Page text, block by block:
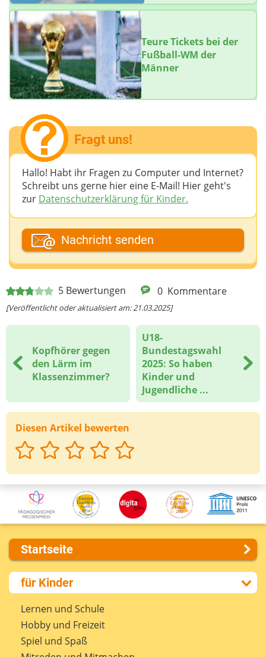
5 Bewertungen 0 Kommentare
[Veröffentlicht oder aktualisiert am: 21.03.2025]
Kopfhörer gegen
den Lärm im
Klassenzimmer?
U18-
Bundestagswahl
2025: So haben
Kinder und
Jugendliche ...
Diesen Artikel bewerten
Teure Tickets bei der
Fußball-WM der
Männer
Fragt uns!
Hallo! Habt ihr Fragen zu Computer und Internet?
Schreibt uns gerne hier eine E-Mail! Hier geht's
zur Datenschutzerklärung für Kinder.
Dein Fantasiename
Deine E-Mail-Adresse (wenn du eine Antwort
möchtest)
Deine Nachricht
Nachricht senden
Startseite
Über uns
Presse
Kontakt
Impressum
Internet-ABC Sitemap
für Kinder
Lernen und Schule
Hobby und Freizeit
Spiel und Spaß